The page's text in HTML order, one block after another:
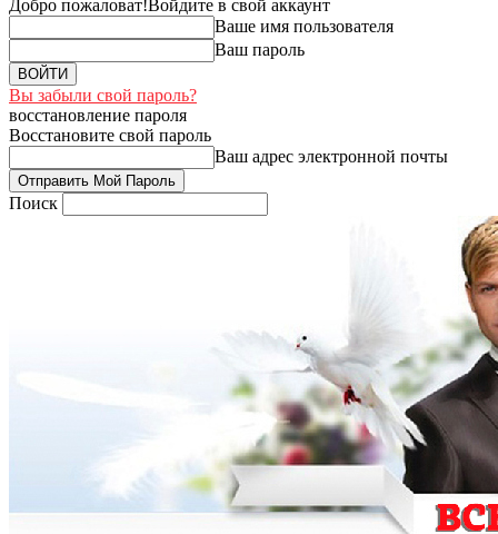
Добро пожаловат!Войдите в свой аккаунт
Ваше имя пользователя
Ваш пароль
Вы забыли свой пароль?
восстановление пароля
Восстановите свой пароль
Ваш адрес электронной почты
Поиск